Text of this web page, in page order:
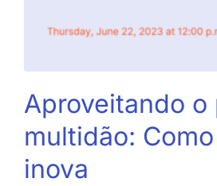
Aproveitando o
multidão:
inova